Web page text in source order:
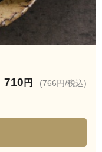
710 円 (766円/税込)